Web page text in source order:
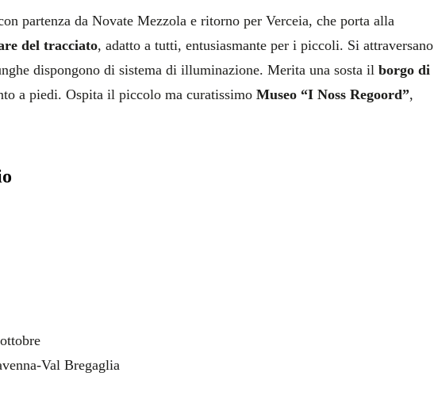
partenza da Novate Mezzola e ritorno per Verceia, che porta alla
del tracciato, adatto a tutti, entusiasmante per i piccoli. Si attraversano
dispongono di sistema di illuminazione. Merita una sosta il borgo di
a piedi. Ospita il piccolo ma curatissimo Museo “I Noss Regoord”,
Val Bregaglia